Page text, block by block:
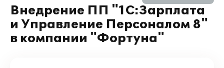
Внедрение ПП "1С:Зарплата
и Управление Персоналом 8"
в компании "Фортуна"